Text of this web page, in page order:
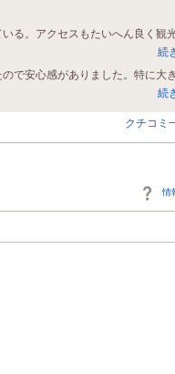
続
続
クチコミ
情